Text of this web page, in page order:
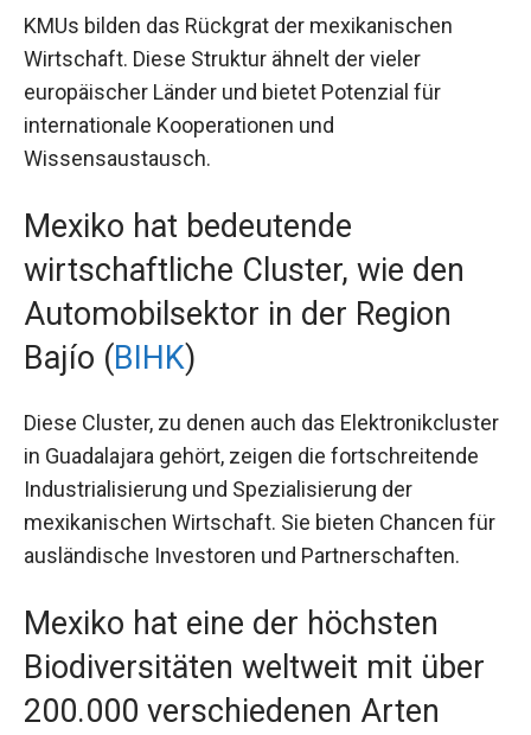
KMUs bilden das Rückgrat der mexikanischen
Wirtschaft. Diese Struktur ähnelt der vieler
europäischer Länder und bietet Potenzial für
internationale Kooperationen und
Wissensaustausch.
Mexiko hat bedeutende
wirtschaftliche Cluster, wie den
Automobilsektor in der Region
Bajío (BIHK)
Diese Cluster, zu denen auch das Elektronikcluster
in Guadalajara gehört, zeigen die fortschreitende
Industrialisierung und Spezialisierung der
mexikanischen Wirtschaft. Sie bieten Chancen für
ausländische Investoren und Partnerschaften.
Mexiko hat eine der höchsten
Biodiversitäten weltweit mit über
200.000 verschiedenen Arten